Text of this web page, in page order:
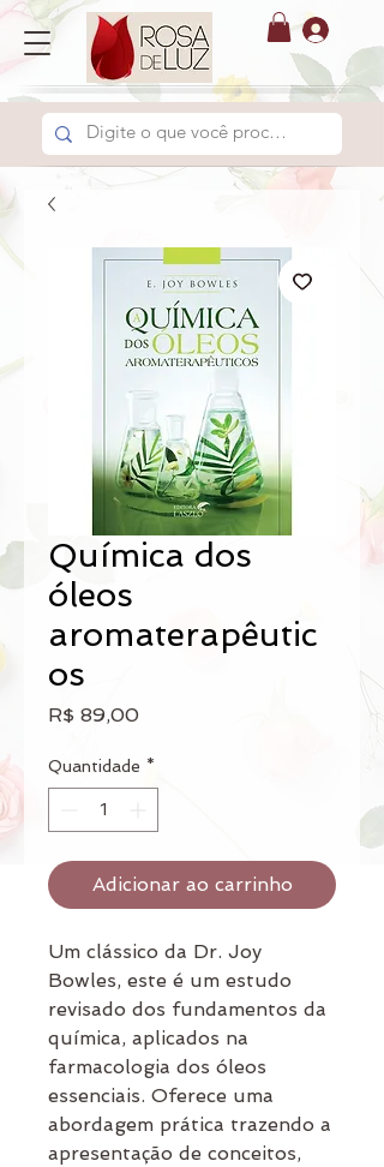
Química dos
óleos
aromaterapêutic
os
R$ 89,00Preço
Quantidade *
Adicionar ao carrinho
Um clássico da Dr. Joy
Bowles, este é um estudo
revisado dos fundamentos da
química, aplicados na
farmacologia dos óleos
essenciais. Oferece uma
abordagem prática trazendo a
apresentação de conceitos,